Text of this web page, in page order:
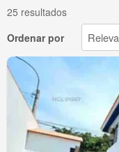
25 resultados
Ordenar por